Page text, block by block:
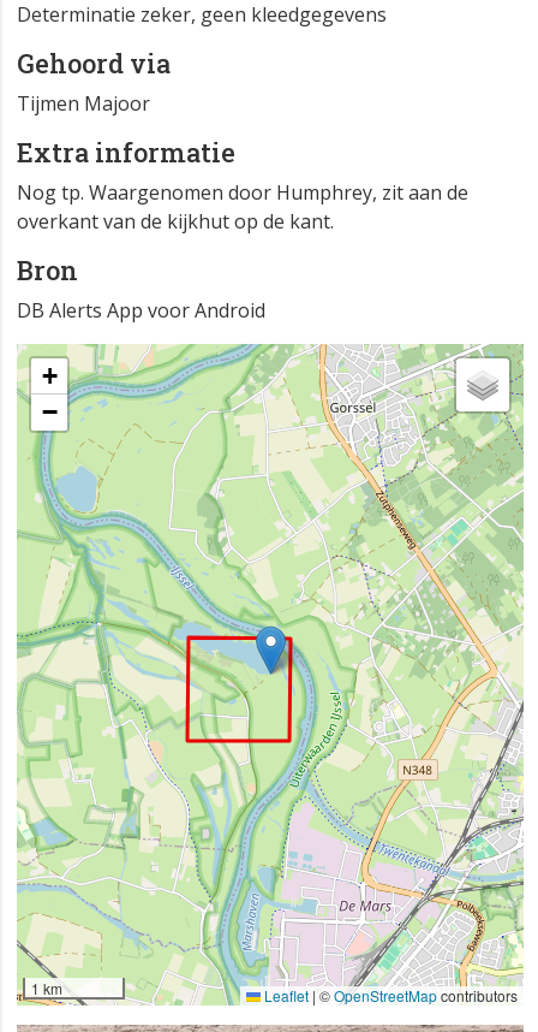
Determinatie zeker, geen kleedgegevens
Gehoord via
Tijmen Majoor
Extra informatie
Nog tp. Waargenomen door Humphrey, zit aan de
overkant van de kijkhut op de kant.
Bron
DB Alerts App voor Android
+
−
1 km Leaflet | ©OpenStreetMapcontributors